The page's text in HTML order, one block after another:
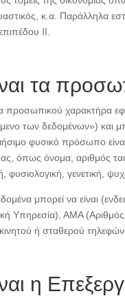
κ.α. Παράλληλα
ΙΙ.
τα
προσωπικού χαρακτήρα
των δεδομένων») και
φυσικό πρόσωπο
όπως όνομα, αριθμός
φυσιολογική, γενετική,
μπορεί να είναι
Υπηρεσία), ΑΜΑ
ή σταθερού
η